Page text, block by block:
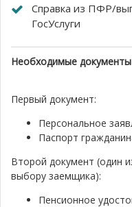
Справка из ПФР/
ГосУслуги
Необходимые документы
Первый документ:
Персональное
Паспорт
Второй документ (один
выбору заемщика):
Пенсионное